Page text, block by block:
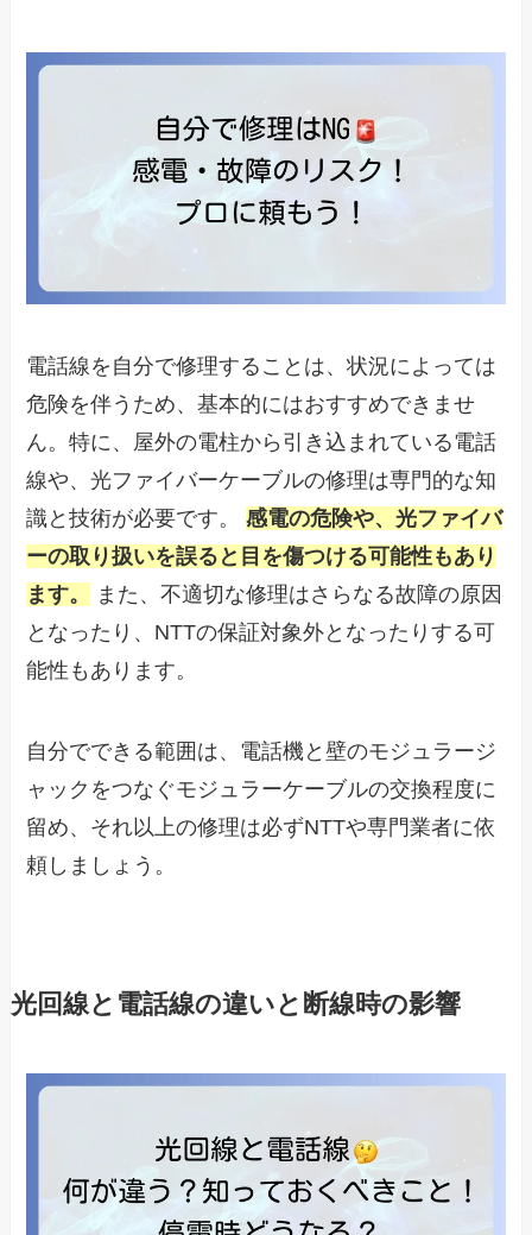
電話線を自分で修理することは、状況によっては
危険を伴うため、基本的にはおすすめできませ
ん。特に、屋外の電柱から引き込まれている電話
線や、光ファイバーケーブルの修理は専門的な知
識と技術が必要です。感電の危険や、光ファイバ
ーの取り扱いを誤ると目を傷つける可能性もあり
ます。
また、不適切な修理はさらなる故障の原因
となったり、NTTの保証対象外となったりする可
能性もあります。
自分でできる範囲は、電話機と壁のモジュラージ
ャックをつなぐモジュラーケーブルの交換程度に
留め、それ以上の修理は必ずNTTや専門業者に依
頼しましょう。
光回線と電話線の違いと断線時の影響